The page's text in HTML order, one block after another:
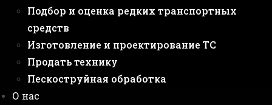
Подбор и оценка редких транспортных
средств
Изготовление и проектирование ТС
Продать технику
Пескоструйная обработка
О нас